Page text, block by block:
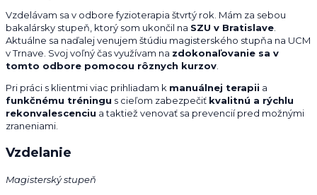
Vzdelávam sa v odbore fyzioterapia štvrtý rok. Mám za sebou
bakalársky stupeň, ktorý som ukončil na SZU v Bratislave.
Aktuálne sa naďalej venujem štúdiu magisterského stupňa na UCM
v Trnave. Svoj voľný čas využívam na zdokonaľovanie sa v
tomto odbore pomocou rôznych kurzov.
Pri práci s klientmi viac prihliadam k manuálnej terapii a
funkčnému tréningu s cieľom zabezpečiť kvalitnú a rýchlu
rekonvalescenciu a taktiež venovať sa prevencií pred možnými
zraneniami.
Vzdelanie
Magisterský stupeň